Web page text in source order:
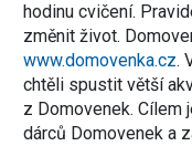
hodinu cvičení.
změnit život.
www.domovenka.cz.
chtěli spustit větší
z Domovenek. Cílem
dárců Domovenek a